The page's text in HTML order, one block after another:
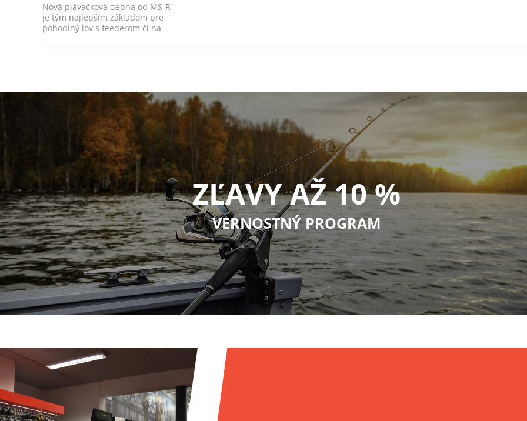
Nová plávačková debna od MS-R
je tým najlepším základom pre
pohodlný lov s feederom či na
ZĽAVY AŽ 10 %
VERNOSTNÝ PROGRAM